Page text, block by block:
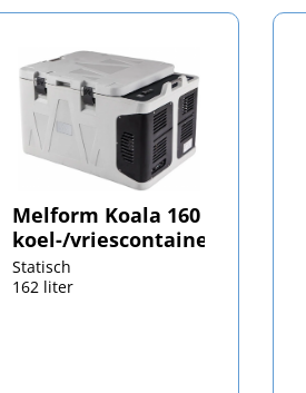
Melform Koala 160
koel-/vriescontainer
Statisch
162 liter